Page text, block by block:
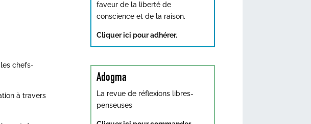
chefs-
à travers
faveur de la liberté de
conscience et de la raison.
Cliquer ici pour adhérer.
Adogma
La revue de réflexions libres-
penseuses